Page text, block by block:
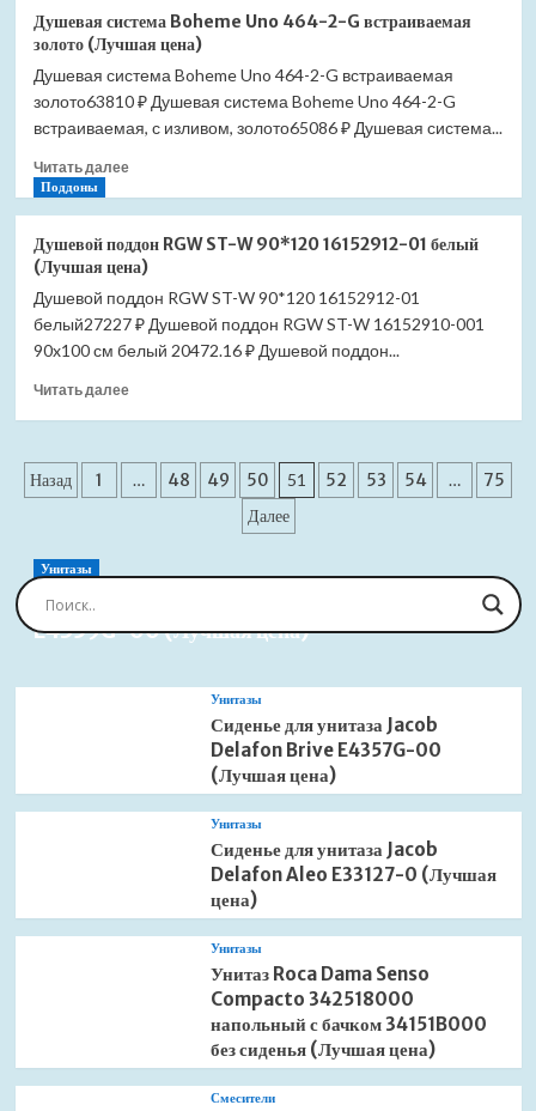
(Лучшая
система
Boheme
Uno
464-
2-
встраиваемая
сталь
(графит)
(Лучшая
Душевая система Boheme Uno 464-2-G встраиваемая
золото (Лучшая цена)
Душевая система Boheme Uno 464-2-G встраиваемая
золото63810 ₽ Душевая система Boheme Uno 464-2-G
встраиваемая, с изливом, золото65086 ₽ Душевая система...
Читать далееПрочитать
система
Boheme
Uno
464-
2-
встраиваемая
цена)
Поддоны
Душевой поддон RGW ST-W 90*120 16152912-01 белый
(Лучшая цена)
Душевой поддон RGW ST-W 90*120 16152912-01
белый27227 ₽ Душевой поддон RGW ST-W 16152910-001
90x100 см белый 20472.16 ₽ Душевой поддон...
Читать далееПрочитать
поддон
RGW
белый
Пагинация
Назад 1 … 48 49 50 51 52 53 54 …
75
Далее
Унитазы
Сиденье для унитаза Jacob Delafon Brive
E4359G-00 (Лучшая цена)
Унитазы
Сиденье для унитаза Jacob
Delafon Brive E4357G-00
(Лучшая цена)
Унитазы
Сиденье для унитаза Jacob
Delafon Aleo E33127-0 (Лучшая
цена)
Унитазы
Унитаз Roca Dama Senso
Compacto 342518000
напольный с бачком 34151B000
без сиденья (Лучшая цена)
Смесители